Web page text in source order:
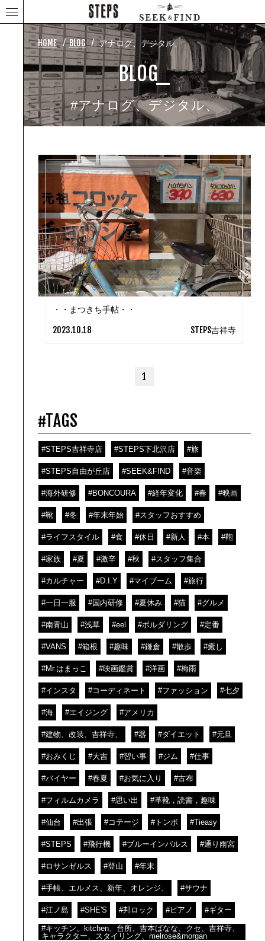
HOME ⁄ BLOG ⁄ アナログ、デジタル、
BLOG_
#アナログ、デジタル、
・・まつきち手帖・・
2023.10.18 STEPS吉祥寺
1
#TAGS
#STEPS吉祥寺店 #STEPS下北沢店 #旅
#STEPS自由が丘店 #SEEK&FIND #音楽
#海外研修 #BONCOURA #経年変化 #春 #映画
#靴 #冬 #年末年始 #スタッフおすすめ
#ライフスタイル #食 #休日 #新人 #本 #鞄
#家族 #夏 #激辛 #秋 #スタッフ集合
#カルチャー #D.I.Y #マイブーム #旅行
#一日一服 #国内研修 #夏休み #猫 #グルメ
#南青山 #浅草 #eel #ボルダリング #定番
#VANS #箱根 #趣味 #鎌倉 #散歩 #癒し
#Mr.はまっこ #映画鑑賞 #洋画 #梅雨
#インスタ #コーディネート #ファッション #七夕
#海 #エイジング #アメリカ
#建物、改装、吉祥寺、 #器 #ダイエット #元旦
#おみくじ #大吉 #習い事 #ジム #仕事
#バイヤー #春夏 #お気に入り #古布
#フィルムカメラ #思い出 #革靴，読書，趣味
#仙台 #出張 #コテージ #トンボ #Tieasy
#STEPS #飛行機 #ブルーインパルス #通り雨宮
#ロサンゼルス #登山 #年末
#手帳、エルメス、新年、オレンジ、 #サウナ
#江ノ島 #SHE'S #邦ロック #ピアノ #ギター
#キッチン、kitchen、台所、吉本ばなな、クセ、吉祥寺、
キャラクター、スタイリング、melrose&morgan